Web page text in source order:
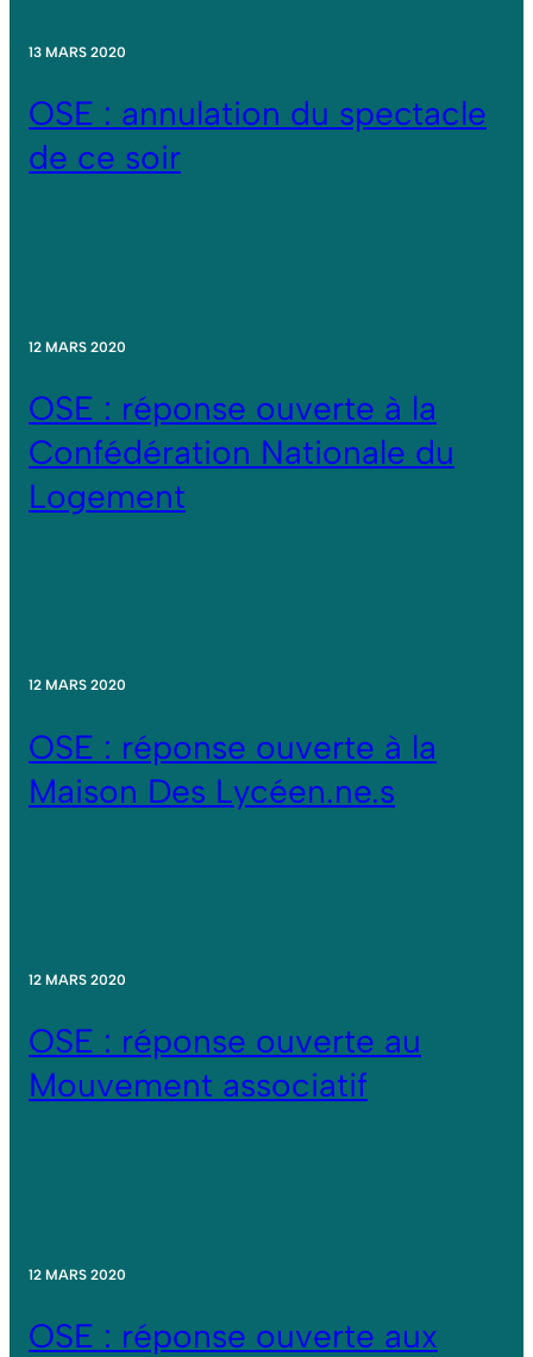
13 MARS 2020
OSE : annulation du spectacle
de ce soir
12 MARS 2020
OSE : réponse ouverte à la
Confédération Nationale du
Logement
12 MARS 2020
OSE : réponse ouverte à la
Maison Des Lycéen.ne.s
12 MARS 2020
OSE : réponse ouverte au
Mouvement associatif
12 MARS 2020
OSE : réponse ouverte aux